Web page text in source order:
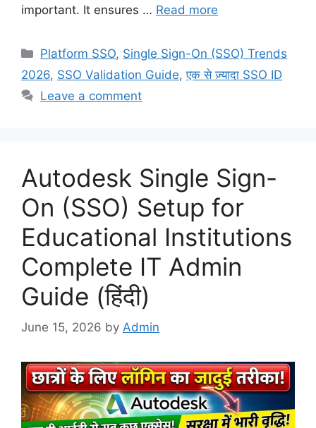
important. It ensures … Read more
Categories
Platform SSO, Single Sign-On (SSO) Trends
2026, SSO Validation Guide,एक से ज़्यादा SSO ID
Leave a comment
Autodesk Single Sign-
On (SSO) Setup for
Educational Institutions
Complete IT Admin
Guide (हिंदी)
June 15, 2026 by Admin